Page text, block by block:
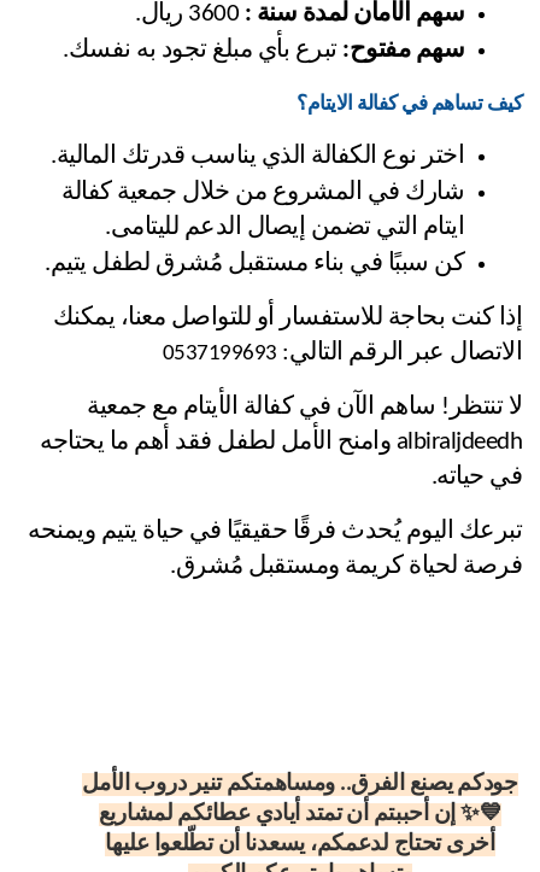
سهم الأمان لمدة سنة :
سهم مفتوح: تبرع بأي مبلغ تجود به نفسك.
كيف تساهم في كفالة الايتام؟
اختر نوع الكفالة الذي يناسب قدرتك المالية.
ايتام التي تضمن إيصال الدعم لليتامى.
كن سببًا في بناء مستقبل مُشرق لطفل يتيم.
الاتصال عبر الرقم التالي: 0537199693
في حياته.
فرصة لحياة كريمة ومستقبل مُشرق.
جودكم يصنع الفرق.. ومساهمتكم تنير دروب الأمل
💙✨ إن أحببتم أن تمتد أيادي عطائكم لمشاريع
أخرى تحتاج لدعمكم، يسعدنا أن تطّلعوا عليها